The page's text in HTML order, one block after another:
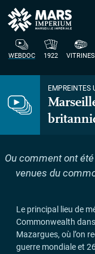
WEBDOC 1922 VITRINES
EMPREINTES
Ou comment ont
venues du
Le principal lieu de
Commonwealth
Mazargues, où l’on
guerre mondiale et